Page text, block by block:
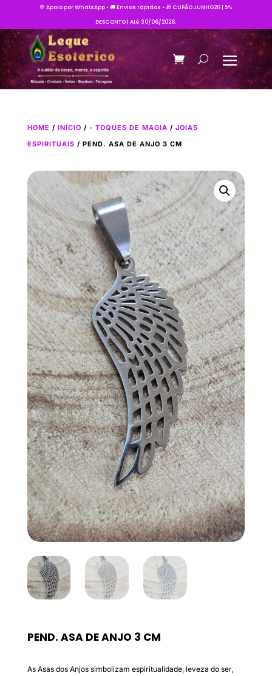
💬 Apoio por WhatsApp • 🚚 Envios rápidos • 🎁 CUPÃO JUNHO26 | 5%
DESCONTO | Até 30/06/2026.
HOME / INÍCIO / - TOQUES DE MAGIA / JOIAS
ESPIRITUAIS / PEND. ASA DE ANJO 3 CM
PEND. ASA DE ANJO 3 CM
As Asas dos Anjos simbolizam espiritualidade, leveza do ser,